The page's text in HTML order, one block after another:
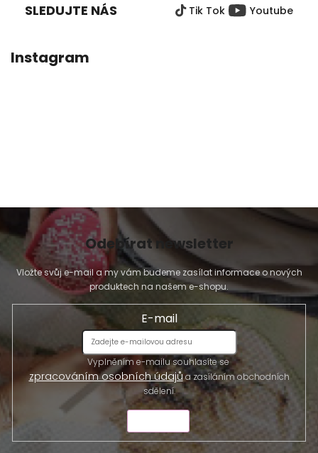
SLEDUJTE NÁS Tik Tok Youtube
Instagram
Odebírat newsletter
Vložte svůj e-mail a my vám budeme zasílat informace o nových
produktech na našem e-shopu.
E-mail
Vyplněním e-mailu souhlasíte se
zpracováním osobních údajůa zasíláním obchodních
sdělení.